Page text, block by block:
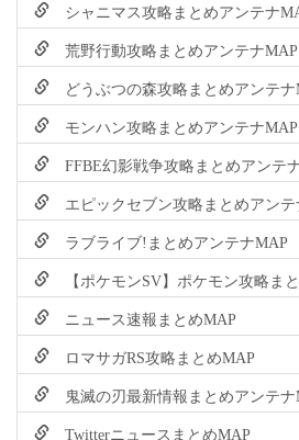
シャニマス攻略まとめアンテナ
荒野行動攻略まとめアンテナMAP
どうぶつの森攻略まとめアンテナ
モンハン攻略まとめアンテナMAP
FFBE幻影戦争攻略まとめアンテ
エピックセブン攻略まとめアンテ
ラブライブ!まとめアンテナMAP
【ポケモンSV】ポケモン攻略ま
ニュース速報まとめMAP
ロマサガRS攻略まとめMAP
鬼滅の刃最新情報まとめアンテナ
TwitterニュースまとめMAP